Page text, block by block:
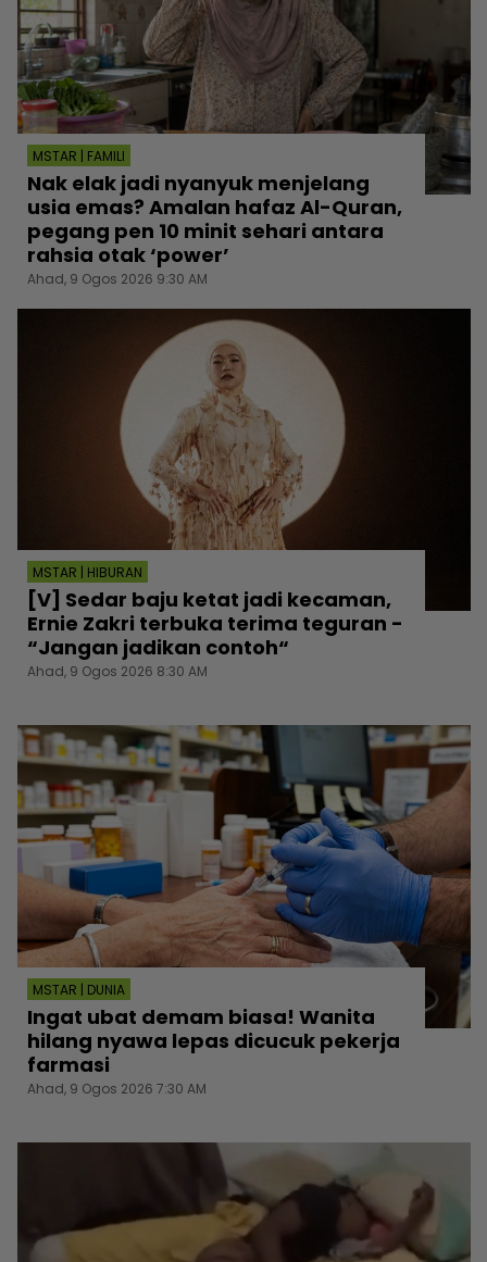
MSTAR | FAMILI
Nak elak jadi nyanyuk menjelang
usia emas? Amalan hafaz Al-Quran,
pegang pen 10 minit sehari antara
rahsia otak ‘power’
Ahad, 9 Ogos 2026 9:30 AM
MSTAR | HIBURAN
[V] Sedar baju ketat jadi kecaman,
Ernie Zakri terbuka terima teguran -
“Jangan jadikan contoh“
Ahad, 9 Ogos 2026 8:30 AM
MSTAR | DUNIA
Ingat ubat demam biasa! Wanita
hilang nyawa lepas dicucuk pekerja
farmasi
Ahad, 9 Ogos 2026 7:30 AM